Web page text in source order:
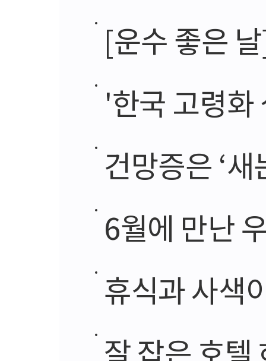
[운수 좋은
'한국 고령화
건망증은 ‘
6월에 만난
휴식과 사색
잘 잡은 호텔